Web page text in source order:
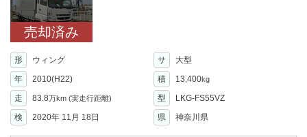
売却済み
形 ウィング サ
大型
年
2010(H22) 積 13,400kg
走 83.8万km (実走行距離) 型
LKG-FS55VZ
検
2020年 11月 18日 県 神奈川県